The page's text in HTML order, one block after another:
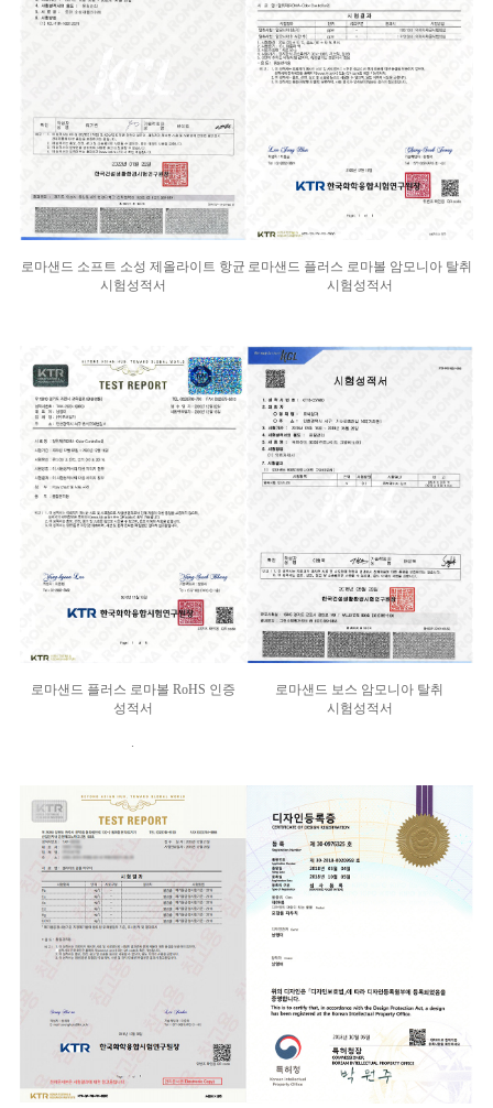
로마샌드 소프트 소성 제올라이트 항균
시험성적서
로마샌드 플러스 로마볼 암모니아 탈취
시험성적서
로마샌드 플러스 로마볼 RoHS 인증
성적서
.
로마샌드 보스 암모니아 탈취
시험성적서